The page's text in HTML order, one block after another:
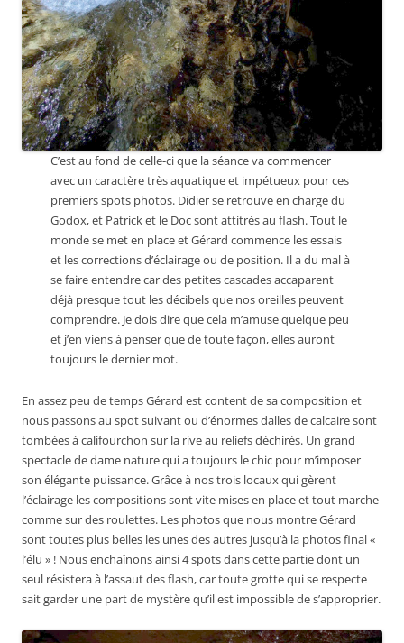
C’est au fond de celle-ci que la séance va commencer
avec un caractère très aquatique et impétueux pour ces
premiers spots photos. Didier se retrouve en charge du
Godox, et Patrick et le Doc sont attitrés au flash. Tout le
monde se met en place et Gérard commence les essais
et les corrections d’éclairage ou de position. Il a du mal à
se faire entendre car des petites cascades accaparent
déjà presque tout les décibels que nos oreilles peuvent
comprendre. Je dois dire que cela m’amuse quelque peu
et j’en viens à penser que de toute façon, elles auront
toujours le dernier mot.
En assez peu de temps Gérard est content de sa composition et
nous passons au spot suivant ou d’énormes dalles de calcaire sont
tombées à califourchon sur la rive au reliefs déchirés. Un grand
spectacle de dame nature qui a toujours le chic pour m’imposer
son élégante puissance. Grâce à nos trois locaux qui gèrent
l’éclairage les compositions sont vite mises en place et tout marche
comme sur des roulettes. Les photos que nous montre Gérard
sont toutes plus belles les unes des autres jusqu’à la photos final «
l’élu » ! Nous enchaînons ainsi 4 spots dans cette partie dont un
seul résistera à l’assaut des flash, car toute grotte qui se respecte
sait garder une part de mystère qu’il est impossible de s’approprier.